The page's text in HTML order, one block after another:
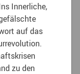
Innerliche,
auf das
zu den